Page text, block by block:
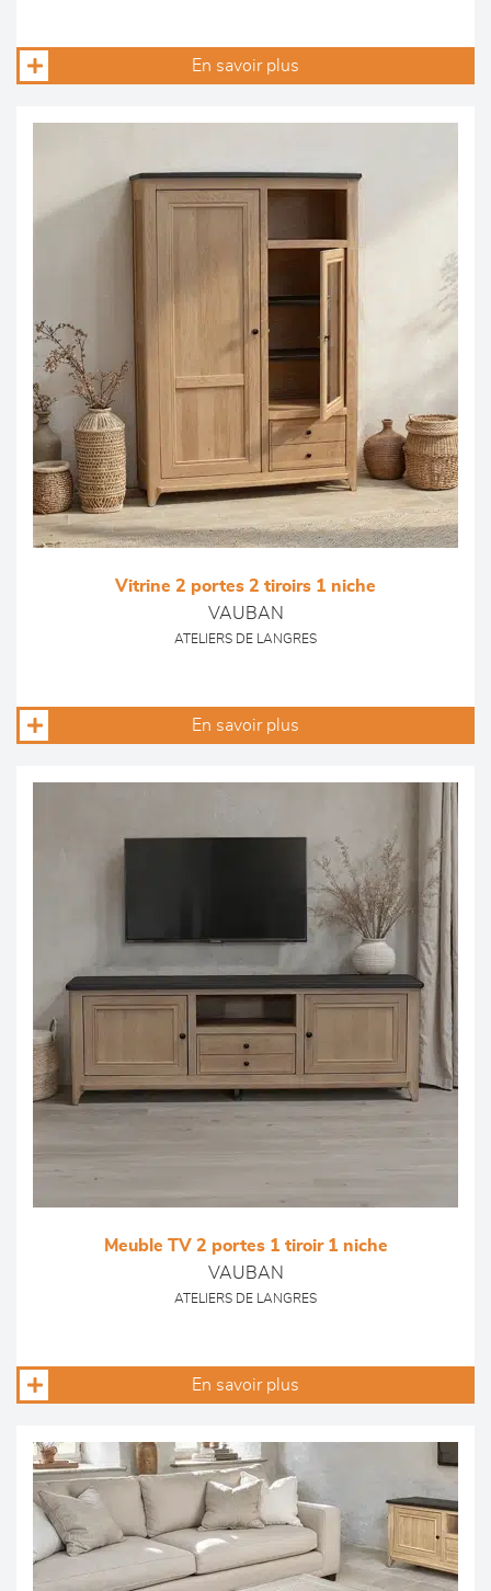
En savoir plus
Vitrine 2 portes 2 tiroirs 1 niche
VAUBAN
ATELIERS DE LANGRES
En savoir plus
Meuble TV 2 portes 1 tiroir 1 niche
VAUBAN
ATELIERS DE LANGRES
En savoir plus